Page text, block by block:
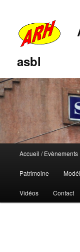
asbl
principal
Aller
au
contenu
Aller
au
contenu
Accueil / Evènements
Patrimoine
Vidéos Contact